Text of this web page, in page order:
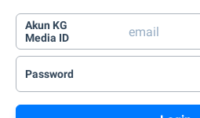
Akun KG
Media ID
Password